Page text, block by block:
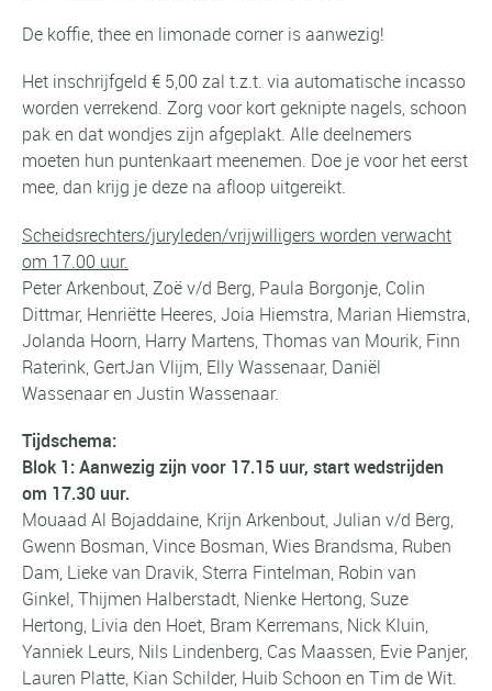
De koffie, thee en limonade corner is aanwezig!
Het inschrijfgeld € 5,00 zal t.z.t. via automatische incasso
worden verrekend. Zorg voor kort geknipte nagels, schoon
pak en dat wondjes zijn afgeplakt. Alle deelnemers
moeten hun puntenkaart meenemen. Doe je voor het eerst
mee, dan krijg je deze na afloop uitgereikt.
Scheidsrechters/juryleden/vrijwilligers worden verwacht
om 17.00 uur.
Peter Arkenbout, Zoë v/d Berg, Paula Borgonje, Colin
Dittmar, Henriëtte Heeres, Joia Hiemstra, Marian Hiemstra,
Jolanda Hoorn, Harry Martens, Thomas van Mourik, Finn
Raterink, GertJan Vlijm, Elly Wassenaar, Daniël
Wassenaar en Justin Wassenaar.
Tijdschema:
Blok 1: Aanwezig zijn voor 17.15 uur, start wedstrijden
om 17.30 uur.
Mouaad Al Bojaddaine, Krijn Arkenbout, Julian v/d Berg,
Gwenn Bosman, Vince Bosman, Wies Brandsma, Ruben
Dam, Lieke van Dravik, Sterra Fintelman, Robin van
Ginkel, Thijmen Halberstadt, Nienke Hertong, Suze
Hertong, Livia den Hoet, Bram Kerremans, Nick Kluin,
Yanniek Leurs, Nils Lindenberg, Cas Maassen, Evie Panjer,
Lauren Platte, Kian Schilder, Huib Schoon en Tim de Wit.